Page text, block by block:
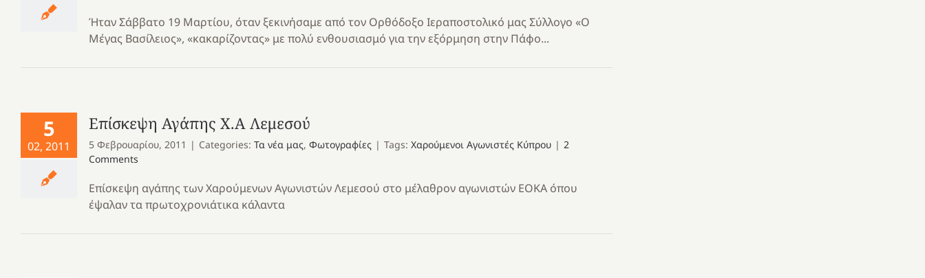
Ήταν Σάββατο 19 Μαρτίου, όταν ξεκινήσαμε από τον Ορθόδοξο Ιεραποστολικό μας Σύλλογο «Ο
Μέγας Βασίλειος», «κακαρίζοντας» με πολύ ενθουσιασμό για την εξόρμηση στην Πάφο...
5
02, 2011
Επίσκεψη Αγάπης Χ.Α Λεμεσού
5 Φεβρουαρίου, 2011 | Categories: Τα νέα μας, Φωτογραφίες | Tags: Χαρούμενοι Αγωνιστές Κύπρου | 2
Comments
Επίσκεψη αγάπης των Χαρούμενων Αγωνιστών Λεμεσού στο μέλαθρον αγωνιστών ΕΟΚΑ όπου
έψαλαν τα πρωτοχρονιάτικα κάλαντα